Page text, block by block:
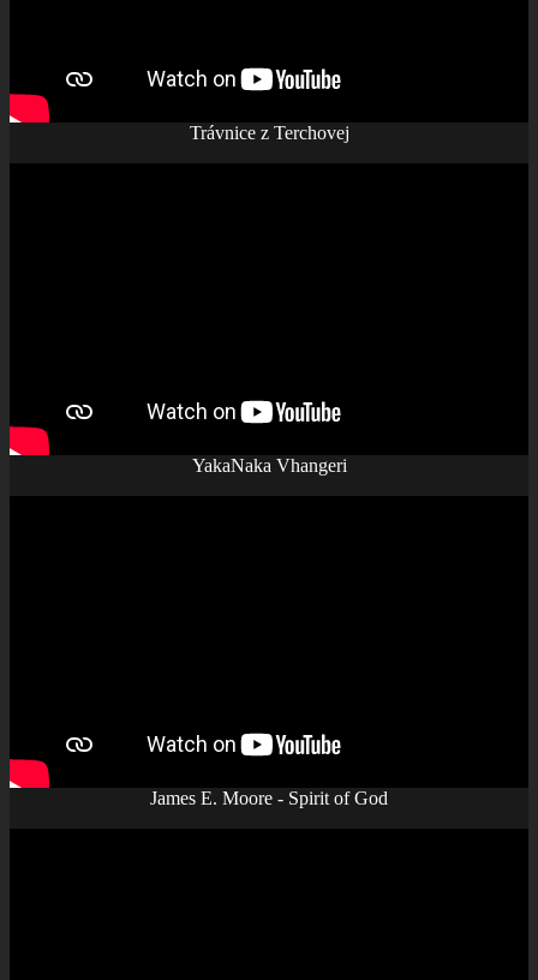
Trávnice z Terchovej
YakaNaka Vhangeri
James E. Moore - Spirit of God